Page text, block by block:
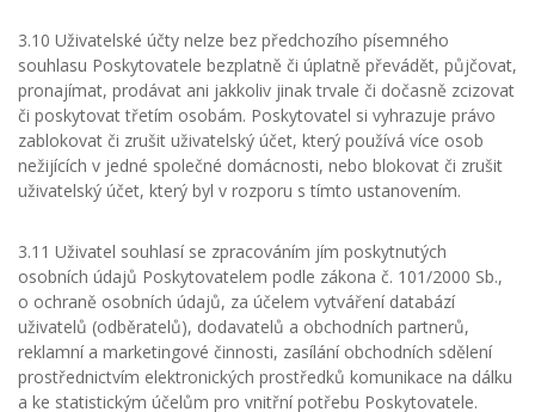
3.10 Uživatelské účty nelze bez předchozího písemného
souhlasu Poskytovatele bezplatně či úplatně převádět, půjčovat,
pronajímat, prodávat ani jakkoliv jinak trvale či dočasně zcizovat
či poskytovat třetím osobám. Poskytovatel si vyhrazuje právo
zablokovat či zrušit uživatelský účet, který používá více osob
nežijících v jedné společné domácnosti, nebo blokovat či zrušit
uživatelský účet, který byl v rozporu s tímto ustanovením.
3.11 Uživatel souhlasí se zpracováním jím poskytnutých
osobních údajů Poskytovatelem podle zákona č. 101/2000 Sb.,
o ochraně osobních údajů, za účelem vytváření databází
uživatelů (odběratelů), dodavatelů a obchodních partnerů,
reklamní a marketingové činnosti, zasílání obchodních sdělení
prostřednictvím elektronických prostředků komunikace na dálku
a ke statistickým účelům pro vnitřní potřebu Poskytovatele.